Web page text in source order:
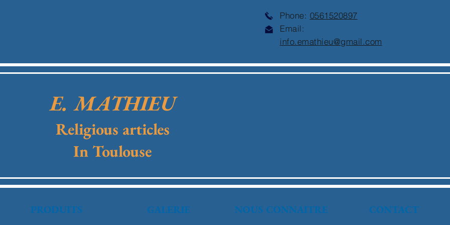
Phone: 0561520897
Email:
info.emathieu@gmail.com
E. MATHIEU
Religious articles
In Toulouse
PRODUITS GALERIE NOUS CONNAITRE CONTACT